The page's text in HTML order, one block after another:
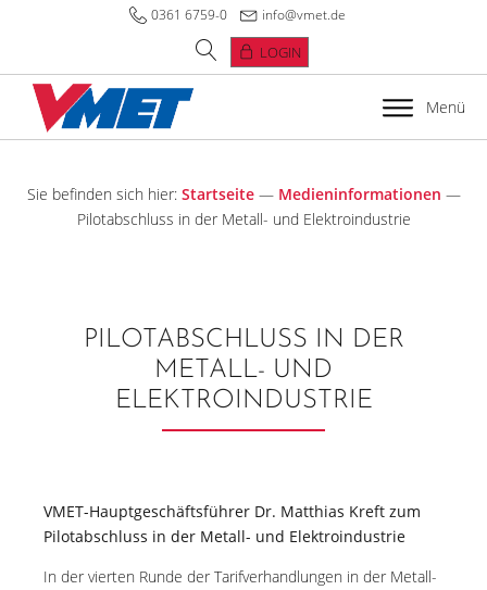
0361 6759-0 info@vmet.de
LOGIN
Menü
Sie befinden sich hier: Startseite— Medieninformationen —
Pilotabschluss in der Metall- und Elektroindustrie
PILOTABSCHLUSS IN DER
METALL- UND
ELEKTROINDUSTRIE
VMET-Hauptgeschäftsführer Dr. Matthias Kreft zum
Pilotabschluss in der Metall- und Elektroindustrie
In der vierten Runde der Tarifverhandlungen in der Metall-